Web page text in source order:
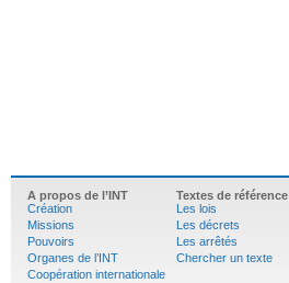
A propos de l’INT
Création
Missions
Pouvoirs
Organes de l’INT
Coopération internationale
Textes de référence
Les lois
Les décrets
Les arrêtés
Chercher un texte